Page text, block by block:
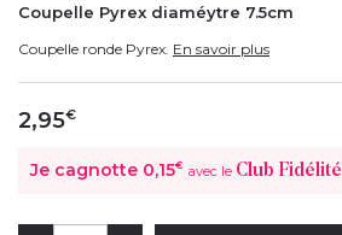
Coupelle Pyrex diaméytre 7.5cm
Coupelle ronde Pyrex. En savoir plus
2,95€
Je cagnotte 0,15€ avec le Club Fidélité